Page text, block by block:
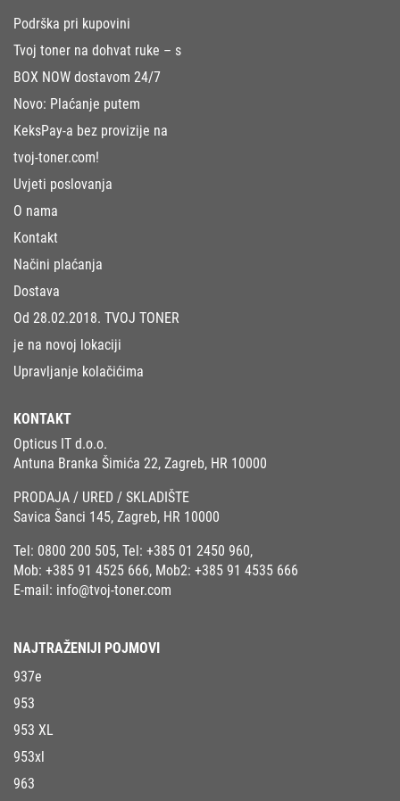
Podrška pri kupovini
Tvoj toner na dohvat ruke – s
BOX NOW dostavom 24/7
Novo: Plaćanje putem
KeksPay-a bez provizije na
tvoj-toner.com!
Uvjeti poslovanja
O nama
Kontakt
Načini plaćanja
Dostava
Od 28.02.2018. TVOJ TONER
je na novoj lokaciji
Upravljanje kolačićima
KONTAKT
Opticus IT d.o.o.
Antuna Branka Šimića 22, Zagreb, HR 10000
PRODAJA / URED / SKLADIŠTE
Savica Šanci 145, Zagreb, HR 10000
Tel: 0800 200 505, Tel: +385 01 2450 960,
Mob: +385 91 4525 666, Mob2: +385 91 4535 666
E-mail: info@tvoj-toner.com
NAJTRAŽENIJI POJMOVI
937e
953
953 XL
953xl
963